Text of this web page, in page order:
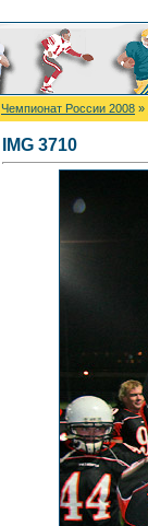
Чемпионат России 2008 »
IMG 3710